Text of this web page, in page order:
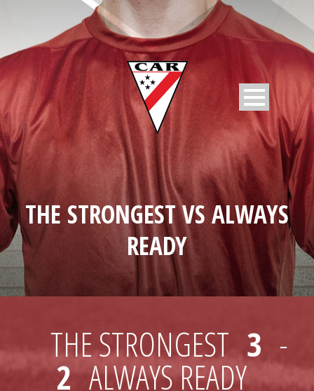
THE STRONGEST VS ALWAYS
READY
THE STRONGEST 3 -
2 ALWAYS READY